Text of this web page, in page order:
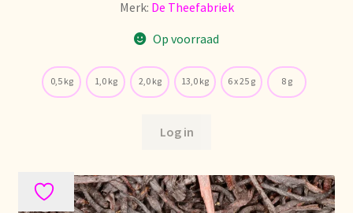
Voedselveiligheid
We zijn verhuisd!
Merk: De Theefabriek
Op voorraad
0,5 kg 1,0 kg 2,0 kg 13,0 kg 6 x 25 g 8 g
Log in